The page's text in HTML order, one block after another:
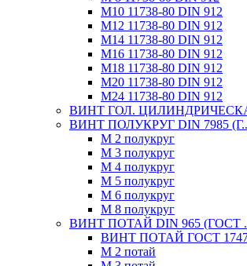
М10 11738-80 DIN 912
М12 11738-80 DIN 912
М14 11738-80 DIN 912
М16 11738-80 DIN 912
М18 11738-80 DIN 912
М20 11738-80 DIN 912
М24 11738-80 DIN 912
ВИНТ ГОЛ.
ВИНТ ПОЛУКРУГ DIN 7985 (Г..
М 2 полукруг
М 3 полукруг
М 4 полукруг
М 5 полукруг
М 6 полукруг
М 8 полукруг
ВИНТ ПОТАЙ DIN 965 (ГОСТ
ВИНТ ПОТАЙ ГОСТ
М 2 потай